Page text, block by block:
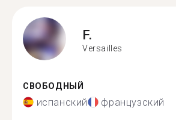
F.
Versailles
СВОБОДНЫЙ
испанский французский